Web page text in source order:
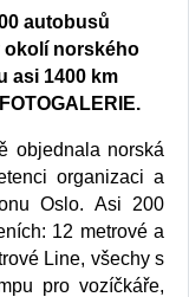
autobusů
okolí norského
asi 1400 km
objednala norská
organizaci a
Oslo. Asi 200
12 metrové a
Line, všechy s
pro vozíčkáře,